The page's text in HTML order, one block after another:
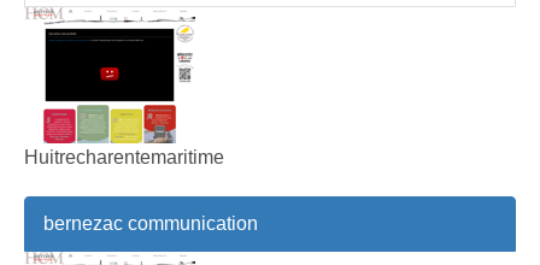
Huitrecharentemaritime
bernezac communication